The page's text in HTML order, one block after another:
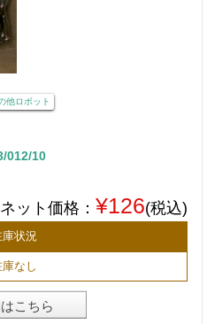
他ロボット
012/10
ネット価格： ¥126(税込)
庫状況
庫なし
こちら